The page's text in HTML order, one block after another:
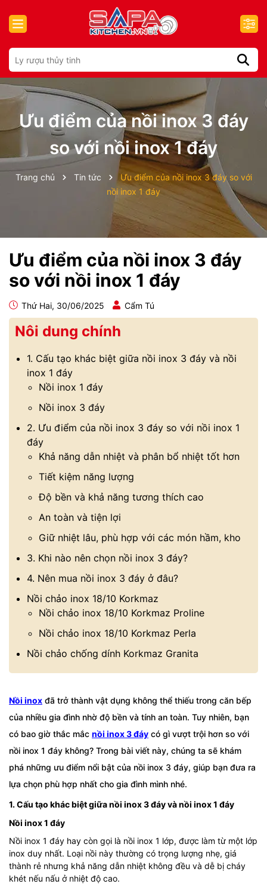
Ưu điểm của nồi inox 3 đáy
so với nồi inox 1 đáy
Trang chủ Tin tức
Ưu điểm của nồi inox 3 đáy so với
nồi inox 1 đáy
Ưu điểm của nồi inox 3 đáy
so với nồi inox 1 đáy
Thứ Hai, 30/06/2025 Cẩm Tú
Nôi dung chính
1. Cấu tạo khác biệt giữa nồi inox 3 đáy và nồi
inox 1 đáy
Nồi inox 1 đáy
Nồi inox 3 đáy
2. Ưu điểm của nồi inox 3 đáy so với nồi inox 1
đáy
Khả năng dẫn nhiệt và phân bổ nhiệt tốt hơn
Tiết kiệm năng lượng
Độ bền và khả năng tương thích cao
An toàn và tiện lợi
Giữ nhiệt lâu, phù hợp với các món hầm, kho
3. Khi nào nên chọn nồi inox 3 đáy?
4. Nên mua nồi inox 3 đáy ở đâu?
Nồi chảo inox 18/10 Korkmaz
Nồi chảo inox 18/10 Korkmaz Proline
Nồi chảo inox 18/10 Korkmaz Perla
Nồi chảo chống dính Korkmaz Granita
Nồi inox đã trở thành vật dụng không thể thiếu trong căn bếp
của nhiều gia đình nhờ độ bền và tính an toàn. Tuy nhiên, bạn
có bao giờ thắc mắc nồi inox 3 đáy có gì vượt trội hơn so với
nồi inox 1 đáy không? Trong bài viết này, chúng ta sẽ khám
phá những ưu điểm nổi bật của nồi inox 3 đáy, giúp bạn đưa ra
lựa chọn phù hợp nhất cho gia đình mình nhé.
1. Cấu tạo khác biệt giữa nồi inox 3 đáy và nồi inox 1 đáy
Nồi inox 1 đáy
Nồi inox 1 đáy hay còn gọi là nồi inox 1 lớp, được làm từ một lớp
inox duy nhất. Loại nồi này thường có trọng lượng nhẹ, giá
thành rẻ nhưng khả năng dẫn nhiệt không đều và dễ bị cháy
khét nếu nấu ở nhiệt độ cao.